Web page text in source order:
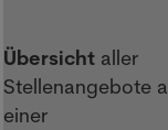
Übersicht aller
Stellenangebote
einer